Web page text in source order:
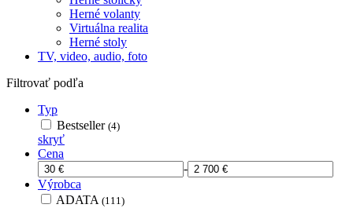
Herné volanty
Virtuálna realita
Herné stoly
TV, video, audio, foto
Filtrovať podľa
Typ
Bestseller (4)
skryť
Cena
-
Výrobca
ADATA (111)